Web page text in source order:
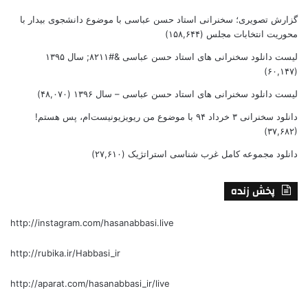
گزارش تصویری؛ سخنرانی استاد حسن عباسی با موضوع دانشجوی بیدار با
محوریت انتخابات مجلس (۱۵۸,۶۴۴)
لیست دانلود سخنرانی های استاد حسن عباسی &#۸۲۱۱; سال ۱۳۹۵
(۶۰,۱۴۷)
لیست دانلود سخنرانی های استاد حسن عباسی – سال ۱۳۹۶ (۴۸,۰۷۰)
دانلود سخنرانی ۳ خرداد ۹۴ با موضوع من ریویزیونیست‌ام، پس هستم!
(۳۷,۶۸۲)
دانلود مجموعه کامل غرب شناسی استراتژیک (۲۷,۶۱۰)
پخش زنده
http://instagram.com/hasanabbasi.live
http://rubika.ir/Habbasi_ir
http://aparat.com/hasanabbasi_ir/live